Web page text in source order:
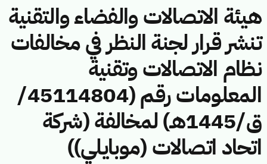
هيئة الاتصالات والفضاء والتقنية
تنشر قرار لجنة النظر في مخالفات
نظام الاتصالات وتقنية
المعلومات رقم (45114804/
ق/1445هـ) لمخالفة (شركة
اتحاد اتصالات (موبايلي))